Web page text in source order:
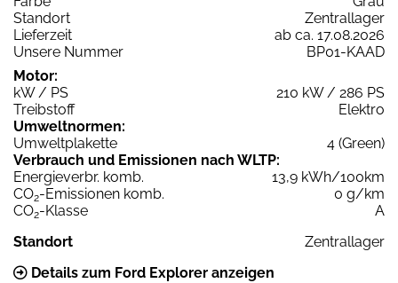
Standort
Zentrallager
Lieferzeit
ab ca. 17.08.2026
Unsere Nummer
BP01-KAAD
Motor:
kW / PS
210 kW / 286 PS
Treibstoff
Elektro
Umweltnormen:
Umweltplakette
4 (Green)
Verbrauch und Emissionen nach WLTP:
Energieverbr. komb.
13,9 kWh/100km
CO2-Emissionen komb.
0 g/km
CO2-Klasse
A
Standort
Zentrallager
Details zum Ford Explorer anzeigen